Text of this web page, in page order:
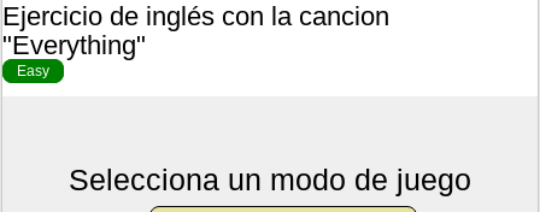
Ejercicio de inglés con la cancion
"Everything"
Easy
Selecciona un modo de juego